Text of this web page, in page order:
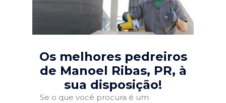
Os melhores pedreiros
de Manoel Ribas, PR, à
sua disposição!
Se o que você procura é um